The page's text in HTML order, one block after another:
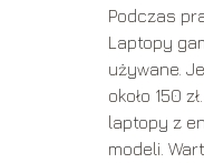
Podczas
Laptopy
używane.
około 150
laptopy z
modeli.